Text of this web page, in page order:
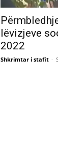
lëvizjeve
2022
Shkrimtar i stafit -